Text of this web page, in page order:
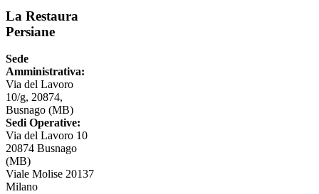
La Restaura
Persiane
Sede
Amministrativa:
Via del Lavoro
10/g, 20874,
Busnago (MB)
Sedi Operative:
Via del Lavoro 10
20874 Busnago
(MB)
Viale Molise 20137
Milano